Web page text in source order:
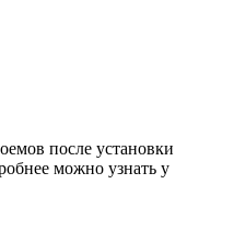
после установки
можно узнать у